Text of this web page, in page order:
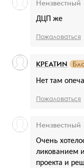
ДЦП же
Неизвестный
Пожаловаться
Нет там
КРЕАТИN
Пожаловаться
Очень
ликованием
проекта и
Неизвестный